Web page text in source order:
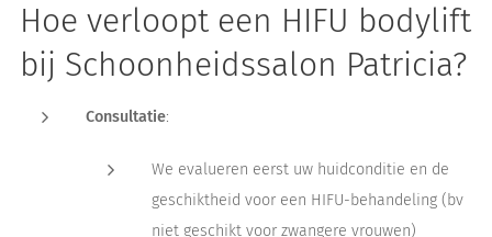
Hoe verloopt een HIFU bodylift
bij Schoonheidssalon Patricia?
Consultatie:
We evalueren eerst uw huidconditie en de
geschiktheid voor een HIFU-behandeling (bv
niet geschikt voor zwangere vrouwen)